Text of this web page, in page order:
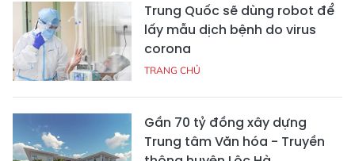
Trung Quốc sẽ dùng robot để
lấy mẫu dịch bệnh do virus
corona
TRANG CHỦ
Gần 70 tỷ đồng xây dựng
Trung tâm Văn hóa - Truyền